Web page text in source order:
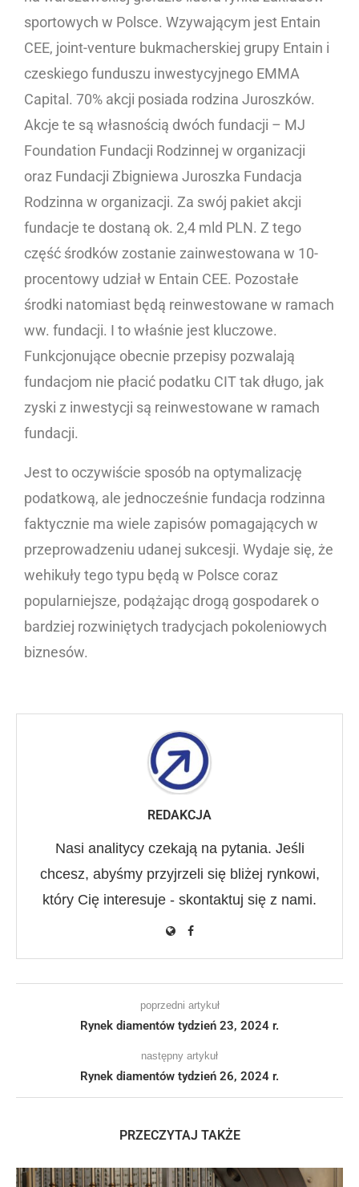
sportowych w Polsce. Wzywającym jest Entain
CEE, joint-venture bukmacherskiej grupy Entain i
czeskiego funduszu inwestycyjnego EMMA
Capital. 70% akcji posiada rodzina Juroszków.
Akcje te są własnością dwóch fundacji – MJ
Foundation Fundacji Rodzinnej w organizacji
oraz Fundacji Zbigniewa Juroszka Fundacja
Rodzinna w organizacji. Za swój pakiet akcji
fundacje te dostaną ok. 2,4 mld PLN. Z tego
część środków zostanie zainwestowana w 10-
procentowy udział w Entain CEE. Pozostałe
środki natomiast będą reinwestowane w ramach
ww. fundacji. I to właśnie jest kluczowe.
Funkcjonujące obecnie przepisy pozwalają
fundacjom nie płacić podatku CIT tak długo, jak
zyski z inwestycji są reinwestowane w ramach
fundacji.
Jest to oczywiście sposób na optymalizację
podatkową, ale jednocześnie fundacja rodzinna
faktycznie ma wiele zapisów pomagających w
przeprowadzeniu udanej sukcesji. Wydaje się, że
wehikuły tego typu będą w Polsce coraz
popularniejsze, podążając drogą gospodarek o
bardziej rozwiniętych tradycjach pokoleniowych
biznesów.
REDAKCJA
Nasi analitycy czekają na pytania. Jeśli
chcesz, abyśmy przyjrzeli się bliżej rynkowi,
który Cię interesuje - skontaktuj się z nami.
poprzedni artykuł
Rynek diamentów tydzień 23, 2024 r.
następny artykuł
Rynek diamentów tydzień 26, 2024 r.
PRZECZYTAJ TAKŻE